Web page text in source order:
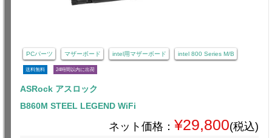
PCパーツ マザーボード intel用マザーボード intel 800 Series M/B
送料無料 24時間以内に出荷
ASRock アスロック
B860M STEEL LEGEND WiFi
ネット価格： ¥29,800(税込)